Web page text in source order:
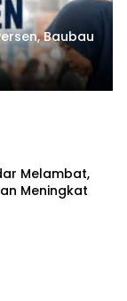
Baubau
Melambat,
Meningkat